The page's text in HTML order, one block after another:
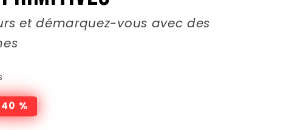
et démarquez-vous avec des
%